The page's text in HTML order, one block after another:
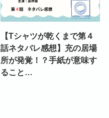
【Tシャツが乾くまで第４
話ネタバレ感想】充の居場
所が発覚！？手紙が意味す
ること…